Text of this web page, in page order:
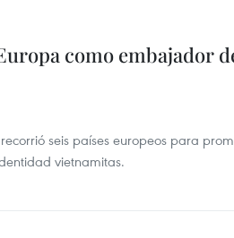
como embajador
seis países europeos para
vietnamitas.